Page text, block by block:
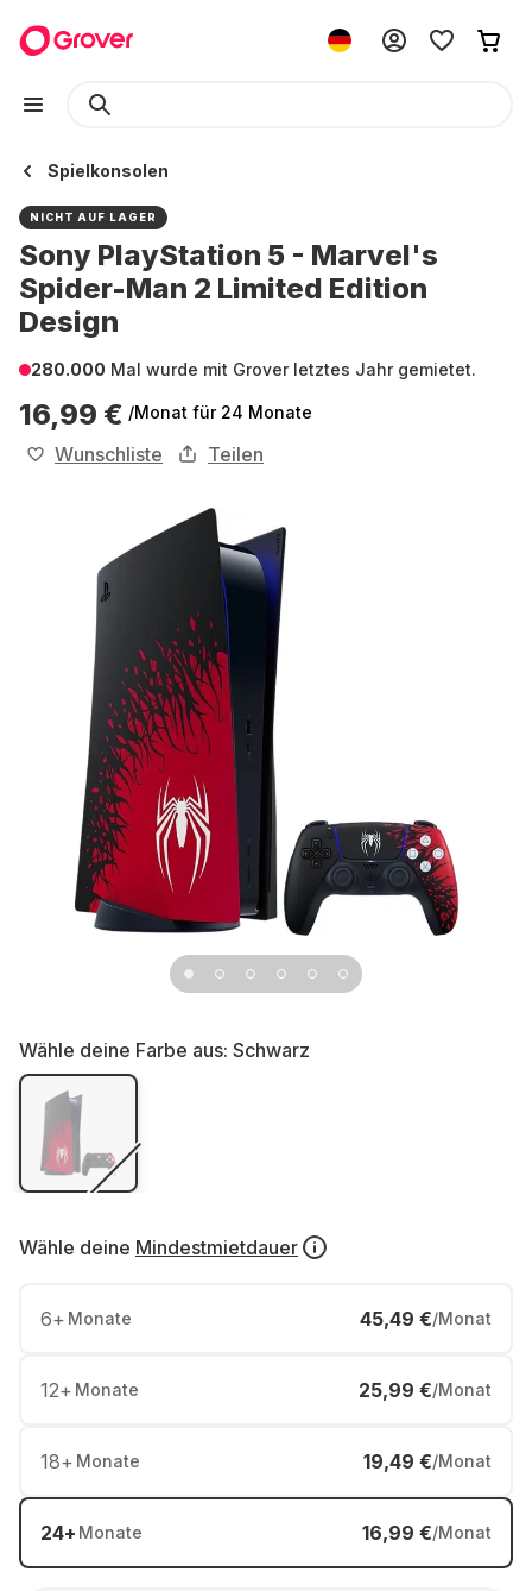
Spielkonsolen
NICHT AUF LAGER
Sony PlayStation 5 - Marvel's
Spider-Man 2 Limited Edition
Design
280.000 Mal wurde mit Grover letztes Jahr gemietet.
16,99 € /Monat für 24 Monate
Wunschliste Teilen
Wähle deine Farbe aus: Schwarz
Wähle deine Mindestmietdauer
6+ Monate 45,49 €/Monat
12+ Monate 25,99 €/Monat
18+ Monate 19,49 €/Monat
24+ Monate 16,99 €/Monat